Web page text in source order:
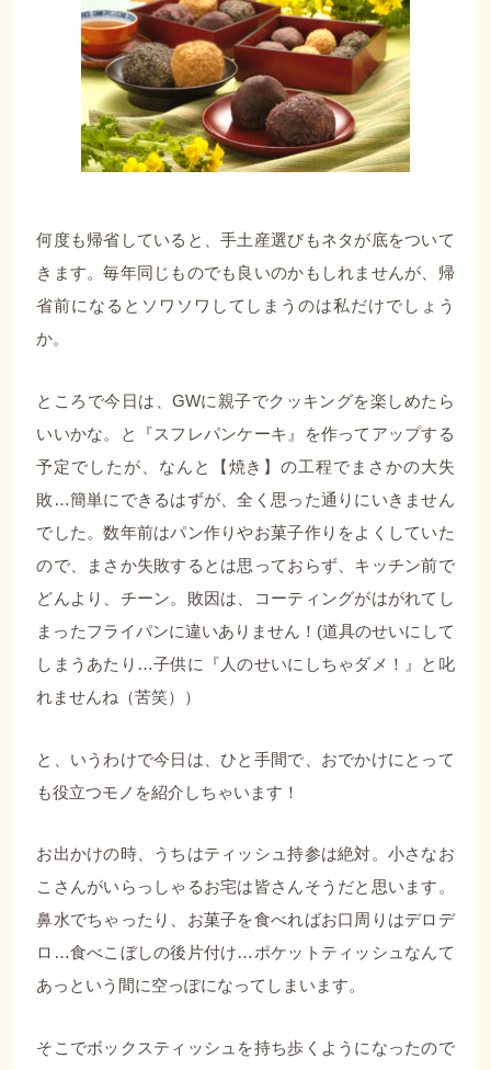
何度も帰省していると、手土産選びもネタが底をついて
きます。毎年同じものでも良いのかもしれませんが、帰
省前になるとソワソワしてしまうのは私だけでしょう
か。
ところで今日は、GWに親子でクッキングを楽しめたら
いいかな。と『スフレパンケーキ』を作ってアップする
予定でしたが、なんと【焼き】の工程でまさかの大失
敗…簡単にできるはずが、全く思った通りにいきません
でした。数年前はパン作りやお菓子作りをよくしていた
ので、まさか失敗するとは思っておらず、キッチン前で
どんより、チーン。敗因は、コーティングがはがれてし
まったフライパンに違いありません！(道具のせいにして
しまうあたり…子供に『人のせいにしちゃダメ！』と叱
れませんね（苦笑））
と、いうわけで今日は、ひと手間で、おでかけにとって
も役立つモノを紹介しちゃいます！
お出かけの時、うちはティッシュ持参は絶対。小さなお
こさんがいらっしゃるお宅は皆さんそうだと思います。
鼻水でちゃったり、お菓子を食べればお口周りはデロデ
ロ…食べこぼしの後片付け…ポケットティッシュなんて
あっという間に空っぽになってしまいます。
そこでボックスティッシュを持ち歩くようになったので